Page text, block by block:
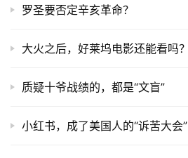
罗圣要否定辛亥革命？
大火之后，好莱坞电影还能看吗？
质疑十爷战绩的，都是“文盲”
小红书，成了美国人的“诉苦大会”